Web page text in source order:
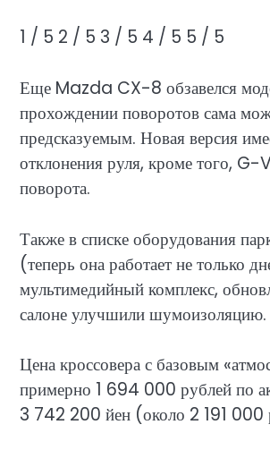
1 / 5 2 / 5 3 / 5 4 / 5 5 / 5
Еще Mazda CX-8 обзавелся
прохождении поворотов сама
предсказуемым. Новая версия
отклонения руля, кроме того,
поворота.
Также в списке оборудования
(теперь она работает не
мультимедийный комплекс,
салоне улучшили шумоизоляцию.
Цена кроссовера с базовым
примерно 1 694 000 рублей по
3 742 200 йен (около 2 191 000